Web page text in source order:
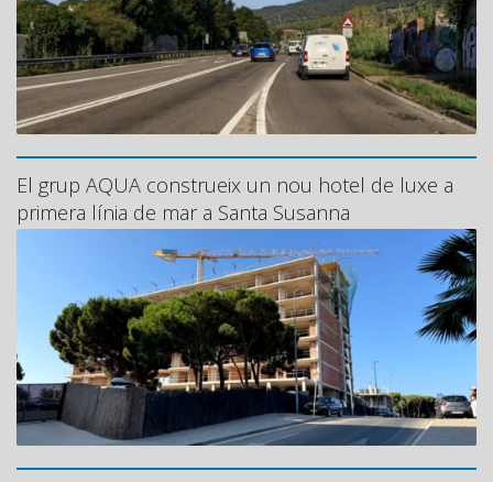
El grup AQUA construeix un nou hotel de luxe a
primera línia de mar a Santa Susanna